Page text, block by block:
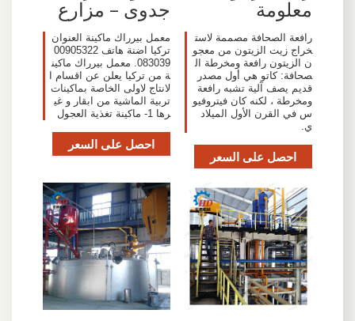
معلومة
رافعة الصحافة مصممة لاست
خراج زيت الزيتون من معجو
ن الزيتون رافعة ومخرطة ال
صحافة: كاتو هي أول مصدر
قديم يصف آلية تشبه رافعة
ومخرطة ، لكنه كان فيتروفيو
س في القرن الأول الميلاد
ي.
احصل على السعر
جدوى – مزارع
معمل بيرراك ماكينة العنوان
تركيا اضنة هاتف 00905322
083039. معمل بيرراك ماكين
ة من تركيا يعلن عن اقسام ا
لانتاج لاولى الخاصة بماكينات
تربية الماشية من ابقار و غي
رها 1- ماكينة تغذية العجول
احصل على السعر